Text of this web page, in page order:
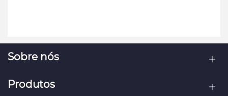
Sobre nós
Produtos